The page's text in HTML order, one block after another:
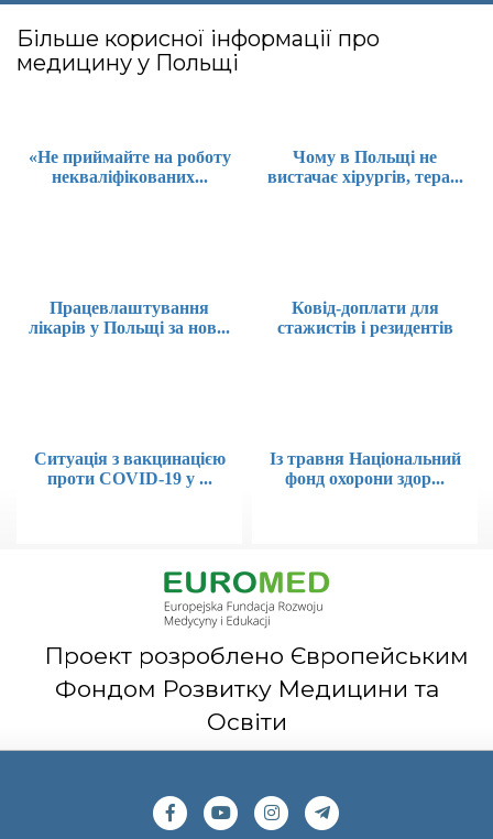
Більше корисної інформації про
медицину у Польщі
«Не приймайте на роботу
некваліфікованих...
Чому в Польщі не
вистачає хірургів, тера...
Працевлаштування
лікарів у Польщі за нов...
Ковід-доплати для
стажистів і резидентів
Ситуація з вакцинацією
проти COVID-19 у ...
Із травня Національний
фонд охорони здор...
Проект розроблено Європейським
Фондом Розвитку Медицини та
Освіти